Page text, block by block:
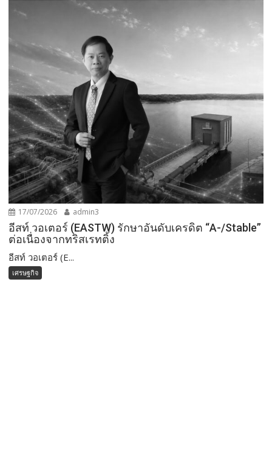
17/07/2026 admin3
อีสท์ วอเตอร์ (EASTW) รักษาอันดับเครดิต “A-/Stable”
ต่อเนื่องจากทริสเรทติ้ง
อีสท์ วอเตอร์ (E...
เศรษฐกิจ